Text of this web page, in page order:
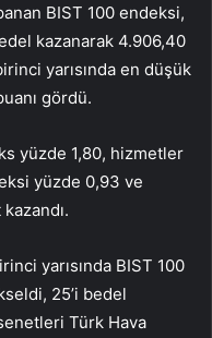
BIST 100 endeksi,
kazanarak 4.906,40
yarısında en düşük
gördü.
yüzde 1,80, hizmetler
yüzde 0,93 ve
yarısında BIST 100
25’i bedel
Türk Hava